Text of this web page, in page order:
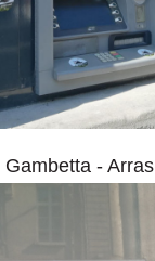
- Arras